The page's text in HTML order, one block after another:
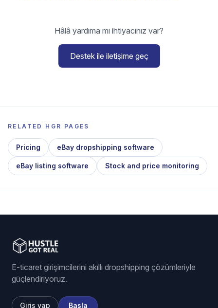
Hâlâ yardıma mı ihtiyacınız var?
Destek ile iletişime geç
RELATED HGR PAGES
Pricing eBay dropshipping software
eBay listing software Stock and price monitoring
E-ticaret girişimcilerini akıllı dropshipping çözümleriyle
güçlendiriyoruz.
Giriş yap Başla